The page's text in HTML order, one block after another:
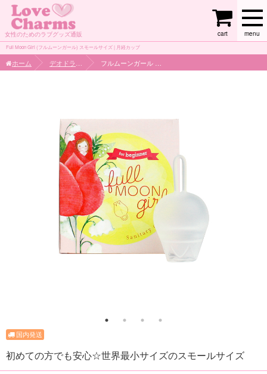
女性のためのラブグッズ通販 menu
cart
Full Moon Girl (フルムーンガール) スモールサイズ | 月経カップ
ホーム
初めての方でも安心☆世界最小サイズのスモールサイズ